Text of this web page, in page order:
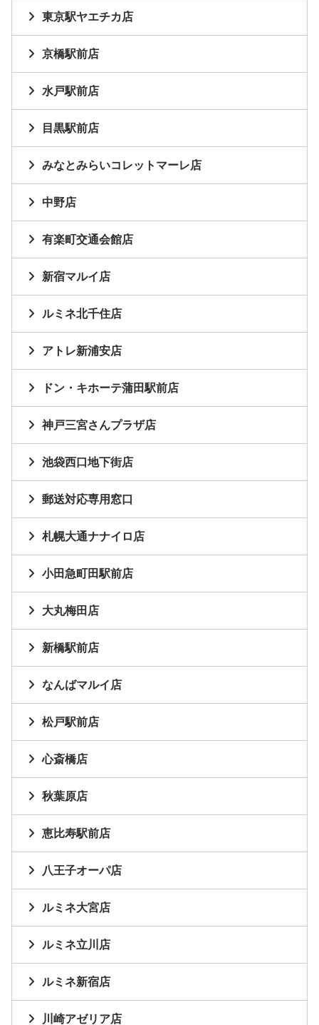
東京駅ヤエチカ店
京橋駅前店
水戸駅前店
目黒駅前店
みなとみらいコレットマーレ店
中野店
有楽町交通会館店
新宿マルイ店
ルミネ北千住店
アトレ新浦安店
ドン・キホーテ蒲田駅前店
神戸三宮さんプラザ店
池袋西口地下街店
郵送対応専用窓口
札幌大通ナナイロ店
小田急町田駅前店
大丸梅田店
新橋駅前店
なんばマルイ店
松戸駅前店
心斎橋店
秋葉原店
恵比寿駅前店
八王子オーパ店
ルミネ大宮店
ルミネ立川店
ルミネ新宿店
川崎アゼリア店